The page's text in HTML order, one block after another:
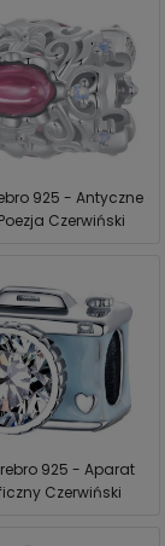
925 - Antyczne
Czerwiński
925 - Aparat
Czerwiński